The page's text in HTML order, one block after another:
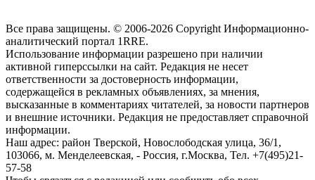
Все права защищены. © 2006-2026 Copyright Информационно-
аналитический портал 1RRE.
Использование информации разрешено при наличии
активной гиперссылки на сайт. Редакция не несет
ответственности за достоверность информации,
содержащейся в рекламных объявлениях, за мнения,
высказанные в комментариях читателей, за новости партнеров
и внешние источники. Редакция не предоставляет справочной
информации.
Наш адрес: район Тверской, Новослободская улица, 36/1 ,
103066, м. Менделеевская, - Россия, г.Москва, Тел. +7(495)21-
57-58